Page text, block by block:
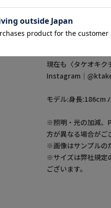
服の制作をスタート
を、1975年に〈
ヨーロッパ〉を設
し〈タケオキクチ
ブディレクターに
現在も〈タケオキク
Instagram｜
モデル:身長:186cm
※照明・光の加減、
方が異なる場合がご
※画像はサンプルの
※サイズは弊社規定
ございます。